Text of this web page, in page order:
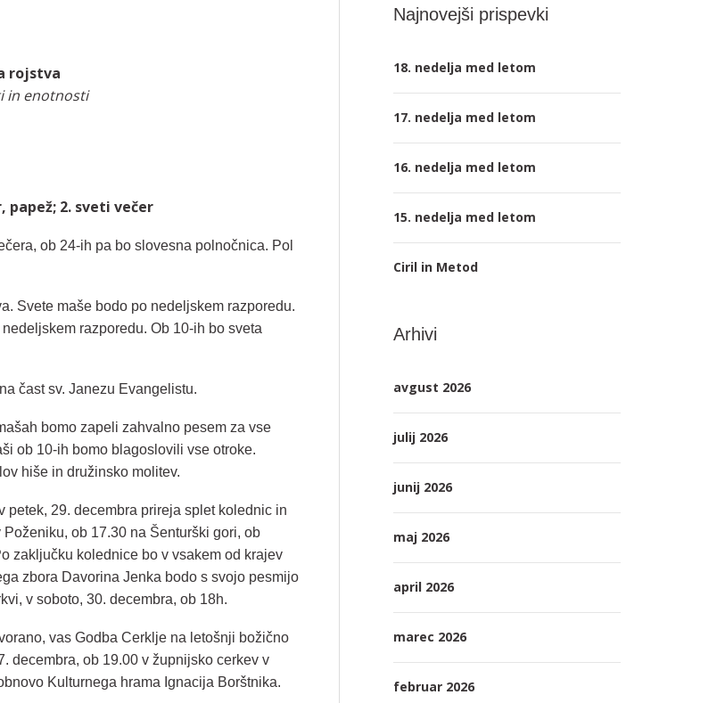
rojstva
in enotnosti
papež; 2. sveti večer
ob 24-ih pa bo slovesna polnočnica. Pol
Svete maše bodo po nedeljskem razporedu.
razporedu. Ob 10-ih bo sveta
čast sv. Janezu Evangelistu.
bomo zapeli zahvalno pesem za vse
ob 10-ih bomo blagoslovili vse otroke.
hiše in družinsko molitev.
29. decembra prireja splet kolednic in
ob 17.30 na Šenturški gori, ob
zaključku kolednice bo v vsakem od krajev
zbora Davorina Jenka bodo s svojo pesmijo
v soboto, 30. decembra, ob 18h.
vas Godba Cerklje na letošnji božično
decembra, ob 19.00 v župnijsko cerkev v
Kulturnega hrama Ignacija Borštnika.
Najnovejši prispevki
18. nedelja med letom
17. nedelja med letom
16. nedelja med letom
15. nedelja med letom
Ciril in Metod
Arhivi
avgust 2026
julij 2026
junij 2026
maj 2026
april 2026
marec 2026
februar 2026